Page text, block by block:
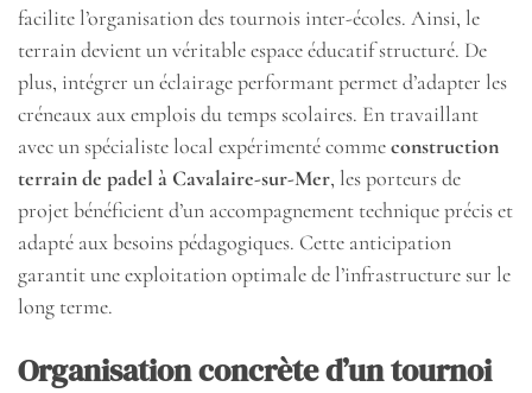
facilite l’organisation des tournois inter-écoles. Ainsi, le
terrain devient un véritable espace éducatif structuré. De
plus, intégrer un éclairage performant permet d’adapter les
créneaux aux emplois du temps scolaires. En travaillant
avec un spécialiste local expérimenté commeconstruction
terrain de padel à Cavalaire-sur-Mer, les porteurs de
projet bénéficient d’un accompagnement technique précis et
adapté aux besoins pédagogiques. Cette anticipation
garantit une exploitation optimale de l’infrastructure sur le
long terme.
Organisation concrète d’un tournoi